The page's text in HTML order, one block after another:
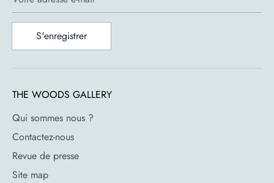
Starck - Kartell : Un Choix Durable et Élégant" Meta
description : "Découvrez la Chaise de Bar A.I. Stool
Recycled de Philippe Starck pour Kartell, alliant design
innovant, confort et engagement écologique."
S'enregistrer
THE WOODS GALLERY
Qui sommes nous ?
Contactez-nous
Revue de presse
Site map